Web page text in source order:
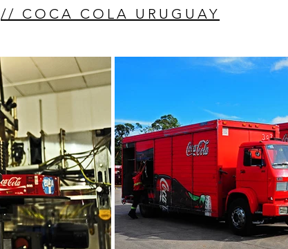
// COCA COLA URUGUAY